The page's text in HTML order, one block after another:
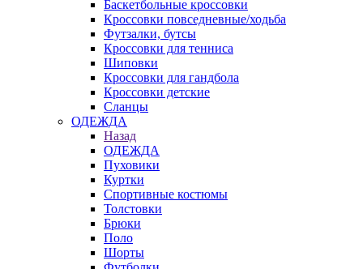
Баскетбольные кроссовки
Кроссовки повседневные/ходьба
Футзалки, бутсы
Кроссовки для тенниса
Шиповки
Кроссовки для гандбола
Кроссовки детские
Сланцы
ОДЕЖДА
Назад
ОДЕЖДА
Пуховики
Куртки
Спортивные костюмы
Толстовки
Брюки
Поло
Шорты